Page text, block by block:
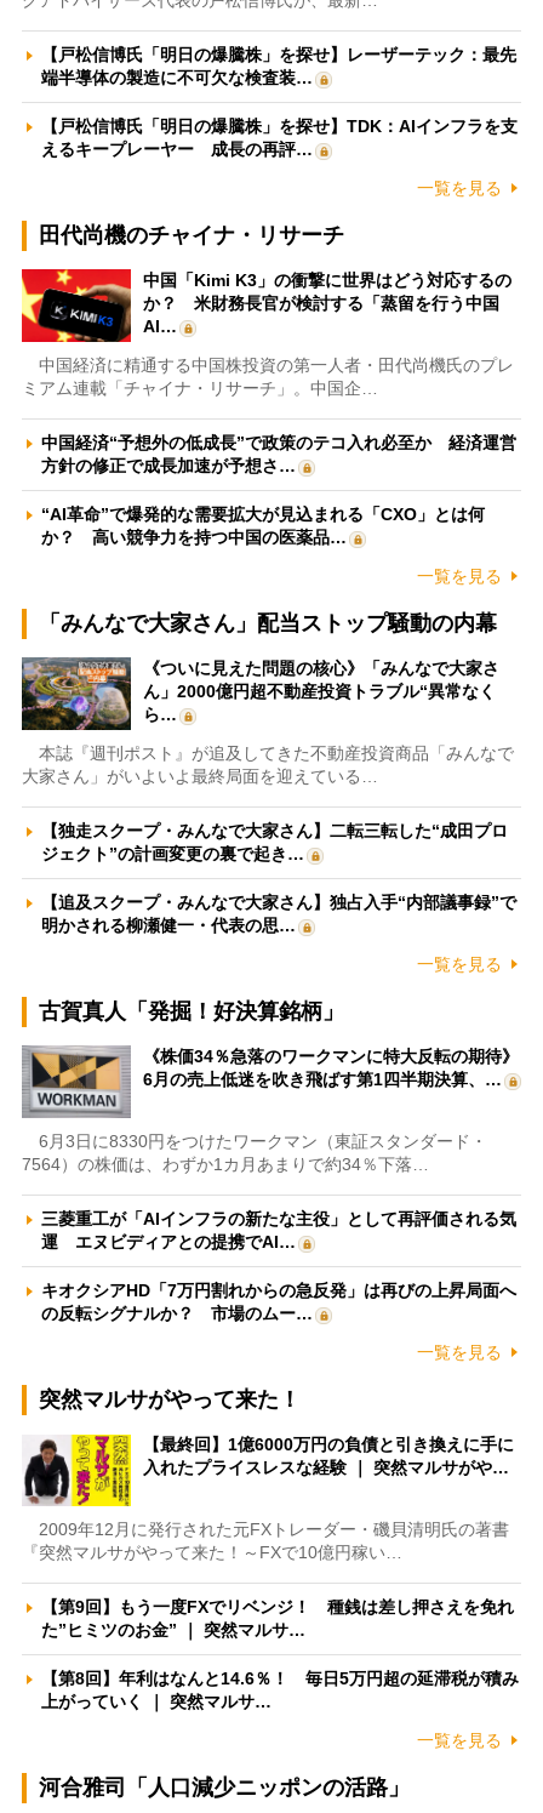
【戸松信博氏「明日の爆騰株」を探せ】レーザーテック：最先
端半導体の製造に不可欠な検査装…
【戸松信博氏「明日の爆騰株」を探せ】TDK：AIインフラを支
えるキープレーヤー 成長の再評…
一覧を見る
田代尚機のチャイナ・リサーチ
中国「Kimi K3」の衝撃に世界はどう対応するの
か？ 米財務長官が検討する「蒸留を行う中国
AI…
中国経済に精通する中国株投資の第一人者・田代尚機氏のプレ
ミアム連載「チャイナ・リサーチ」。中国企…
中国経済“予想外の低成長”で政策のテコ入れ必至か 経済運営
方針の修正で成長加速が予想さ…
“AI革命”で爆発的な需要拡大が見込まれる「CXO」とは何
か？ 高い競争力を持つ中国の医薬品…
一覧を見る
「みんなで大家さん」配当ストップ騒動の内幕
《ついに見えた問題の核心》「みんなで大家さ
ん」2000億円超不動産投資トラブル“異常なく
ら…
本誌『週刊ポスト』が追及してきた不動産投資商品「みんなで
大家さん」がいよいよ最終局面を迎えている…
【独走スクープ・みんなで大家さん】二転三転した“成田プロ
ジェクト”の計画変更の裏で起き…
【追及スクープ・みんなで大家さん】独占入手“内部議事録”で
明かされる柳瀬健一・代表の思…
一覧を見る
古賀真人「発掘！好決算銘柄」
《株価34％急落のワークマンに特大反転の期待》
6月の売上低迷を吹き飛ばす第1四半期決算、…
6月3日に8330円をつけたワークマン（東証スタンダード・
7564）の株価は、わずか1カ月あまりで約34％下落…
三菱重工が「AIインフラの新たな主役」として再評価される気
運 エヌビディアとの提携でAI…
キオクシアHD「7万円割れからの急反発」は再びの上昇局面へ
の反転シグナルか？ 市場のムー…
一覧を見る
突然マルサがやって来た！
【最終回】1億6000万円の負債と引き換えに手に
入れたプライスレスな経験 ｜ 突然マルサがや…
2009年12月に発行された元FXトレーダー・磯貝清明氏の著書
『突然マルサがやって来た！～FXで10億円稼い…
【第9回】もう一度FXでリベンジ！ 種銭は差し押さえを免れ
た”ヒミツのお金” ｜ 突然マルサ…
【第8回】年利はなんと14.6％！ 毎日5万円超の延滞税が積み
上がっていく ｜ 突然マルサ…
一覧を見る
河合雅司「人口減少ニッポンの活路」